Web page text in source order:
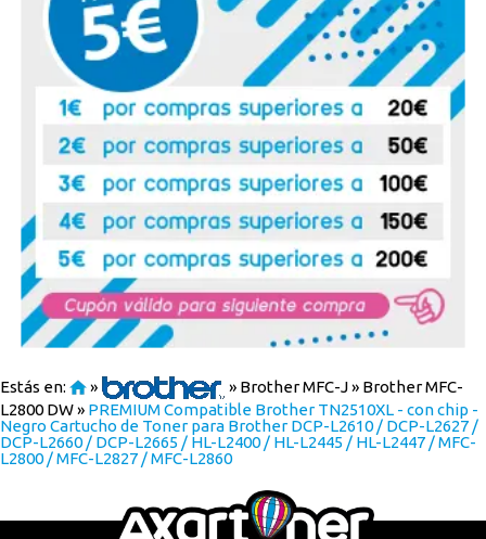
Estás en: » » Brother MFC-J» Brother MFC-
L2800 DW» PREMIUM Compatible Brother TN2510XL - con chip -
Negro Cartucho de Toner para Brother DCP-L2610 / DCP-L2627 /
DCP-L2660 / DCP-L2665 / HL-L2400 / HL-L2445 / HL-L2447 / MFC-
L2800 / MFC-L2827 / MFC-L2860